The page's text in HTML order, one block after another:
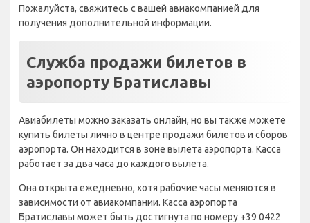
Пожалуйста, свяжитесь с вашей авиакомпанией для
получения дополнительной информации.
Служба продажи билетов в
аэропорту Братиславы
Авиабилеты можно заказать онлайн, но вы также можете
купить билеты лично в центре продажи билетов и сборов
аэропорта. Он находится в зоне вылета аэропорта. Касса
работает за два часа до каждого вылета.
Она открыта ежедневно, хотя рабочие часы меняются в
зависимости от авиакомпании. Касса аэропорта
Братиславы может быть достигнута по номеру +39 0422